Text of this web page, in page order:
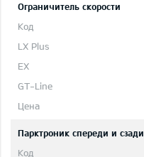
Ограничитель скорости
Парктроник спереди и сзади